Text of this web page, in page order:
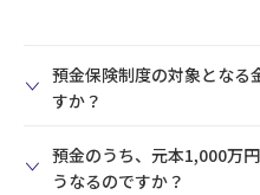
預金保険制度の対象となる
すか？
預金のうち、元本1,000万
うなるのですか？